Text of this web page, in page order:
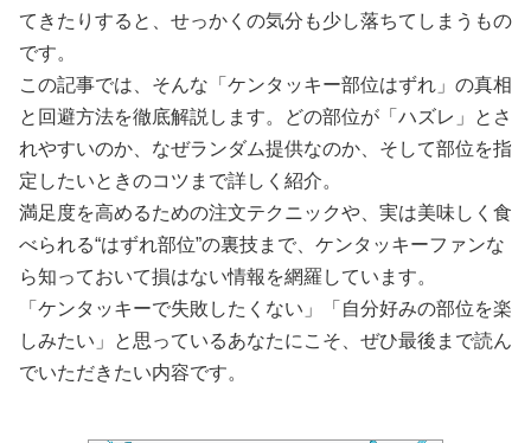
てきたりすると、せっかくの気分も少し落ちてしまうもの
です。
この記事では、そんな「ケンタッキー部位はずれ」の真相
と回避方法を徹底解説します。どの部位が「ハズレ」とさ
れやすいのか、なぜランダム提供なのか、そして部位を指
定したいときのコツまで詳しく紹介。
満足度を高めるための注文テクニックや、実は美味しく食
べられる“はずれ部位”の裏技まで、ケンタッキーファンな
ら知っておいて損はない情報を網羅しています。
「ケンタッキーで失敗したくない」「自分好みの部位を楽
しみたい」と思っているあなたにこそ、ぜひ最後まで読ん
でいただきたい内容です。